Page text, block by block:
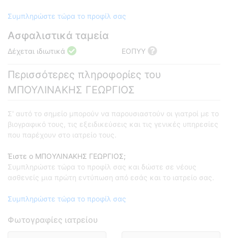
Συμπληρώστε τώρα το προφίλ σας
Ασφαλιστικά ταμεία
Δέχεται ιδιωτικά ΕΟΠΥΥ
Περισσότερες πληροφορίες του
ΜΠΟΥΛΙΝΑΚΗΣ ΓΕΩΡΓΙΟΣ
Σ' αυτό το σημείο μπορούν να παρουσιαστούν οι γιατροί με το
βιογραφικό τους, τις εξειδικεύσεις και τις γενικές υπηρεσίες
που παρέχουν στο ιατρείο τους.
Έιστε ο ΜΠΟΥΛΙΝΑΚΗΣ ΓΕΩΡΓΙΟΣ;
Συμπληρώστε τώρα το προφίλ σας και δώστε σε νέους
ασθενείς μια πρώτη εντύπωση από εσάς και το ιατρείο σας.
Συμπληρώστε τώρα το προφίλ σας
Φωτογραφίες ιατρείου